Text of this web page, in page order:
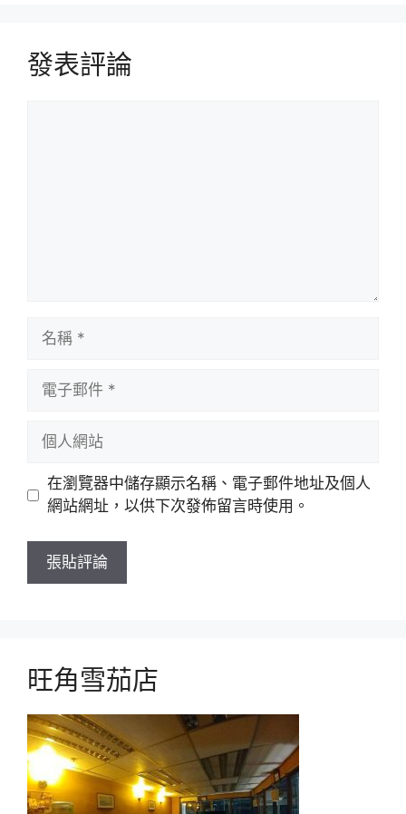
發表評論
站
在瀏覽器中儲存顯示名稱、電子郵件地址及個人
網站網址，以供下次發佈留言時使用。
旺角雪茄店